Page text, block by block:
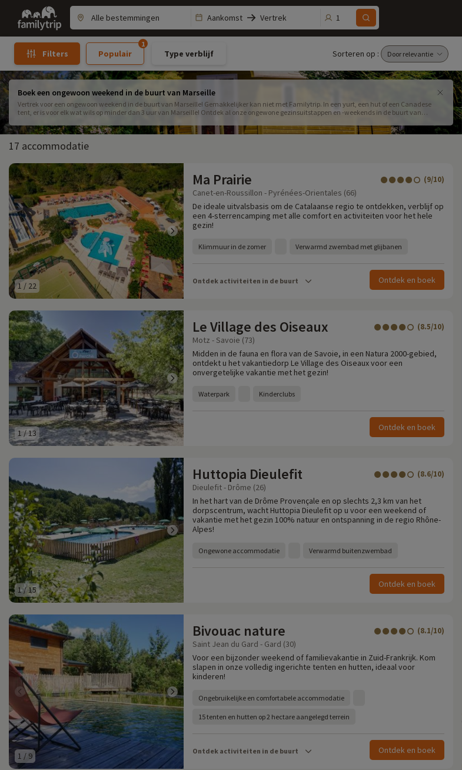
Family
trip
Aankomst Vertrek 1
Filters Populair
1
Type verblijf Sorteren op :
Boek een ongewoon weekend in de buurt van Marseille
Vertrek voor een ongewoon weekend in de buurt van Marseille! Gemakkelijker kan niet met Familytrip. In een yurt, een hut of een Canadese
tent, er is voor elk wat wils op minder dan 3 uur van Marseille! Ontdek al onze ongewone gezinsuitstappen en -weekends in de buurt van
17 accommodatie
1 / 22
Ma Prairie (9/10)
Canet-en-Roussillon - Pyrénées-Orientales (66)
De ideale uitvalsbasis om de Catalaanse regio te ontdekken, verblijf op
een 4-sterrencamping met alle comfort en activiteiten voor het hele
gezin!
Klimmuur in de zomer Verwarmd zwembad met glijbanen
Ontdek activiteiten in de buurt Ontdek en boek
1 /13
Le Village des Oiseaux (8.5/10)
Motz - Savoie (73)
Midden in de fauna en flora van de Savoie, in een Natura 2000-gebied,
ontdekt u het vakantiedorp Le Village des Oiseaux voor een
onvergetelijke vakantie met het gezin!
Waterpark Kinderclubs
Ontdek en boek
1/ 15
Huttopia Dieulefit (8.6/10)
Dieulefit - Drôme (26)
In het hart van de Drôme Provençale en op slechts 2,3 km van het
dorpscentrum, wacht Huttopia Dieulefit op u voor een weekend of
vakantie met het gezin 100% natuur en ontspanning in de regio Rhône-
Alpes!
Ongewone accommodatie Verwarmd buitenzwembad
Ontdek en boek
1 / 9
Bivouac nature (8.1/10)
Saint Jean du Gard - Gard (30)
Voor een bijzonder weekend of familievakantie in Zuid-Frankrijk. Kom
slapen in onze volledig ingerichte tenten en hutten, ideaal voor
kinderen!
Ongebruikelijke en comfortabele accommodatie
15 tenten en hutten op 2 hectare aangelegd terrein
Ontdek activiteiten in de buurt Ontdek en boek